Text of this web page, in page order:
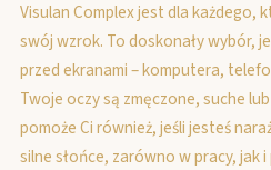
Visulan Complex jest dla każdego,
swój wzrok. To doskonały wybór,
przed ekranami – komputera,
Twoje oczy są zmęczone, suche
pomoże Ci również, jeśli jesteś
silne słońce, zarówno w pracy, jak